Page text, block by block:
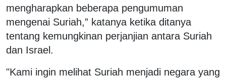
mengharapkan beberapa pengumuman
mengenai Suriah,” katanya ketika ditanya
tentang kemungkinan perjanjian antara Suriah
dan Israel.
"Kami ingin melihat Suriah menjadi negara yang